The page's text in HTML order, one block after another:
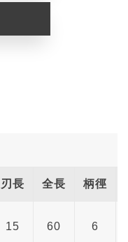
刃長 全長 柄徑
15 60 6